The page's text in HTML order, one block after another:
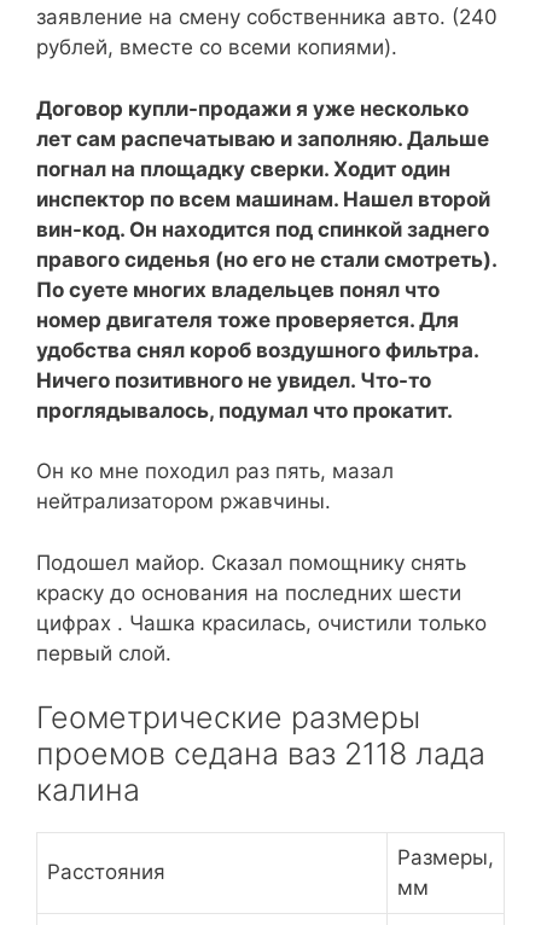
заявление на смену собственника авто. (240
рублей, вместе со всеми копиями).
Договор купли-продажи я уже несколько
лет сам распечатываю и заполняю. Дальше
погнал на площадку сверки. Ходит один
инспектор по всем машинам. Нашел второй
вин-код. Он находится под спинкой заднего
правого сиденья (но его не стали смотреть).
По суете многих владельцев понял что
номер двигателя тоже проверяется. Для
удобства снял короб воздушного фильтра.
Ничего позитивного не увидел. Что-то
проглядывалось, подумал что прокатит.
Он ко мне походил раз пять, мазал
нейтрализатором ржавчины.
Подошел майор. Сказал помощнику снять
краску до основания на последних шести
цифрах . Чашка красилась, очистили только
первый слой.
Геометрические размеры
проемов седана ваз 2118 лада
калина
Расстояния
Размеры,
мм